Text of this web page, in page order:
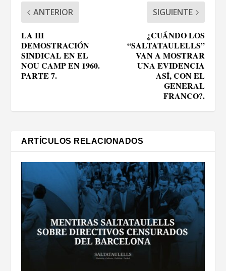
ANTERIOR
LA III
DEMOSTRACIÓN
SINDICAL EN EL
NOU CAMP EN 1960.
PARTE 7.
SIGUIENTE
¿CUÁNDO LOS
“SALTATAULELLS”
VAN A MOSTRAR
UNA EVIDENCIA
ASÍ, CON EL
GENERAL
FRANCO?.
ARTÍCULOS RELACIONADOS